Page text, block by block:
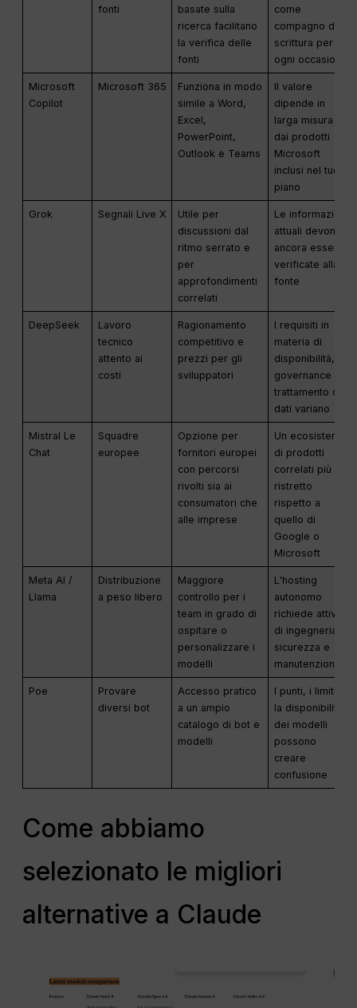
fonti
basate sulla
ricerca facilitano
la verifica delle
fonti
come
compagno di
scrittura per
ogni occasione
Microsoft
Copilot
Microsoft 365
Funziona in modo
simile a Word,
Excel,
PowerPoint,
Outlook e Teams
Il valore
dipende in
larga misura
dai prodotti
Microsoft
inclusi nel tuo
piano
Grok Segnali Live X
Utile per
discussioni dal
ritmo serrato e
per
approfondimenti
correlati
Le informazioni
attuali devono
ancora essere
verificate alla
fonte
DeepSeek
Lavoro
tecnico
attento ai
costi
Ragionamento
competitivo e
prezzi per gli
sviluppatori
I requisiti in
materia di
disponibilità,
governance e
trattamento dei
dati variano
Mistral Le
Chat
Squadre
europee
Opzione per
fornitori europei
con percorsi
rivolti sia ai
consumatori che
alle imprese
Un ecosistema
di prodotti
correlati più
ristretto
rispetto a
quello di
Google o
Microsoft
Meta AI /
Llama
Distribuzione
a peso libero
Maggiore
controllo per i
team in grado di
ospitare o
personalizzare i
modelli
L'hosting
autonomo
richiede attività
di ingegneria,
sicurezza e
manutenzione
Poe
Provare
diversi bot
Accesso pratico
a un ampio
catalogo di bot e
modelli
I punti, i limiti e
la disponibilità
dei modelli
possono
creare
confusione
Come abbiamo
selezionato le migliori
alternative a Claude